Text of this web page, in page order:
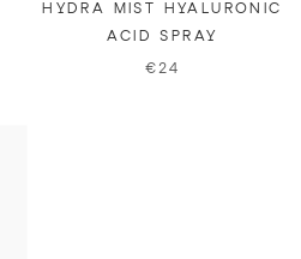
HYDRA MIST HYALURONIC
ACID SPRAY
€24